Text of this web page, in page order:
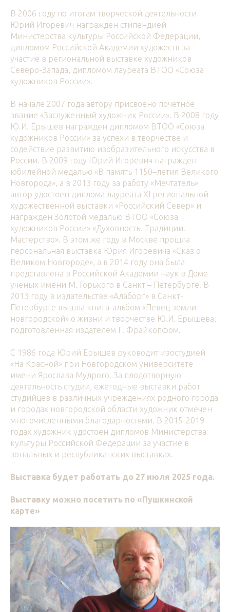
В 2006 году по итогам творческой деятельности
Юрий Игоревич награжден стипендией
Министерства культуры Российской Федерации,
дипломом Российской Академии художеств за
участие в региональной выставке художников
Северо-Запада, дипломом лауреата ВТОО «Союза
художников России».
В начале 2007 года автору присвоено почетное
звание «Заслуженный художник России». В 2008 году
Ю.И. Ерышев награжден дипломом ВТОО «Союза
художников России» за успехи в творчестве и
содействие развитию изобразительного искусства в
России. В 2009 году Юрий Игоревич награжден
юбилейной медалью «В память 1150–летия Великого
Новгорода», а в 2013 году за работу «Мечтатель»
автор удостоен диплома лауреата XI региональной
художественной выставки «Российский Север» и
награжден Золотой медалью ВТОО «Союза
художников России» «Духовность. Традиции.
Мастерство». В этом же году в Москве прошла
персональная выставка Юрия Игоревича «Сказ о
Великом Новгороде», а в 2014 году она была
представлена в Российской Академии наук в Доме
ученых имени М. Горького в Санкт – Петербурге. В
2013 году в издательстве «Алаборг» в Санкт-
Петербурге вышла книга-альбом «Певец земли
новгородской» о жизни и творчестве Ю.И. Ерышева,
подготовленная издателем Г. Фрайкопфом.
С 1986 года Юрий Ерышев руководит изостудией
«На Красной» при Новгородском университете
имени Ярослава Мудрого. За плодотворную
деятельность студии, ежегодные выставки работ
студийцев в различных учреждениях родного города
и городах новгородской области художник отмечен
многочисленными благодарностями. В 2015-2019
годах художник удостоен дипломов Министерства
культуры Российской Федерации за участие в
зональных и республиканских выставках.
Выставка будет работать до 27 июля 2025 года.
Выставку можно посетить по «Пушкинской
карте»